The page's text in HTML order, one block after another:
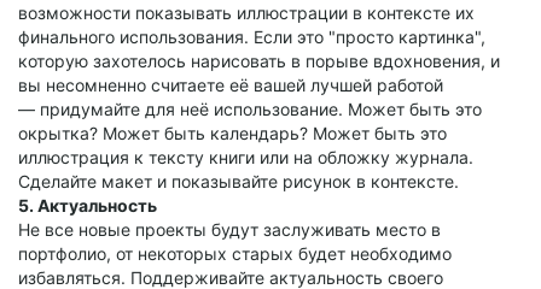
возможности показывать иллюстрации в контексте их
финального использования. Если это "просто картинка",
которую захотелось нарисовать в порыве вдохновения, и
вы несомненно считаете её вашей лучшей работой
— придумайте для неё использование. Может быть это
окрытка? Может быть календарь? Может быть это
иллюстрация к тексту книги или на обложку журнала.
Сделайте макет и показывайте рисунок в контексте.
5. Актуальность
Не все новые проекты будут заслуживать место в
портфолио, от некоторых старых будет необходимо
избавляться. Поддерживайте актуальность своего